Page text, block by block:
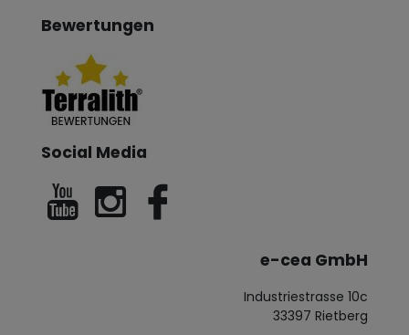
Bewertungen
Social Media
e-cea GmbH
Industriestrasse 10c
33397 Rietberg